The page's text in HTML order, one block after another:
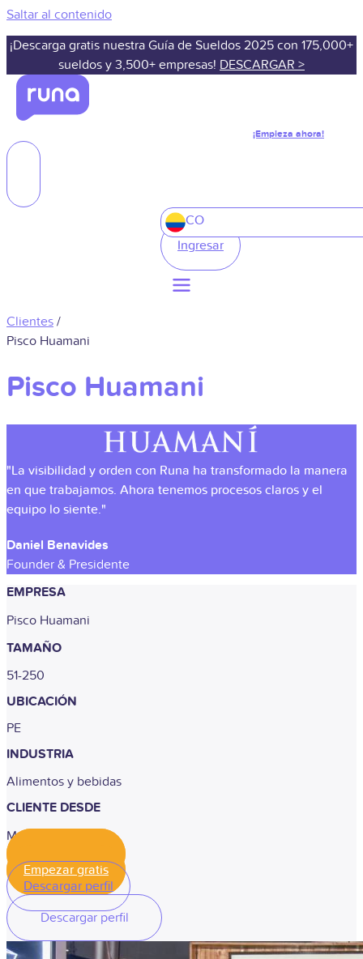
Saltar al contenido
¡Descarga gratis nuestra Guía de Sueldos 2025 con 175,000+
sueldos y 3,500+ empresas! DESCARGAR >
¡Empieza ahora!
CO
Ingresar
Clientes /
Pisco Huamani
Pisco Huamani
"La visibilidad y orden con Runa ha transformado la manera
en que trabajamos. Ahora tenemos procesos claros y el
equipo lo siente."
Daniel Benavides
Founder & Presidente
EMPRESA
Pisco Huamani
TAMAÑO
51-250
UBICACIÓN
PE
INDUSTRIA
Alimentos y bebidas
CLIENTE DESDE
Marzo, 2025
Empezar gratis
Descargar perfil
Descargar perfil